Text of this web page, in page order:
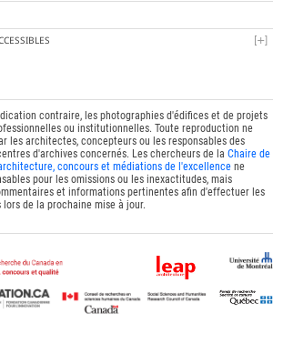
contraire, les photographies d'édifices et de projets
ou institutionnelles. Toute reproduction ne
les architectes, concepteurs ou les responsables des
d'archives concernés. Les chercheurs de laChaire de
concours et médiations de l'excellence ne
pour les omissions ou les inexactitudes, mais
et informations pertinentes afin d'effectuer les
de la prochaine mise à jour.